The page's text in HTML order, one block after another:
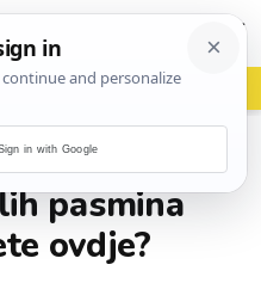
vrh! woot?!
pasmina
ovdje?
in with Google